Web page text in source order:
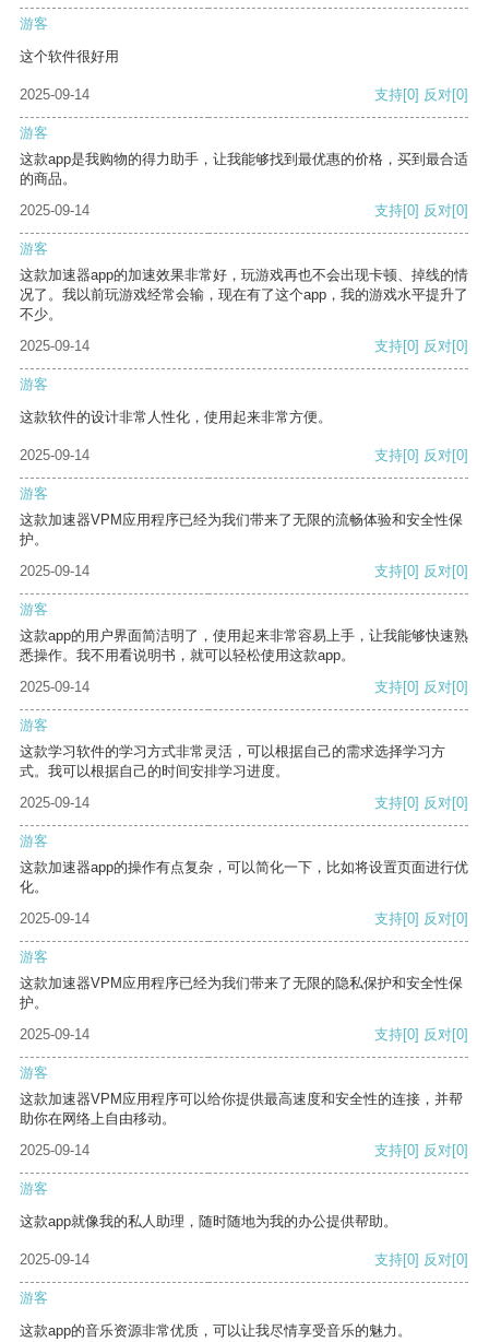
游客
这个软件很好用
2025-09-14 支持[0] 反对[0]
游客
这款app是我购物的得力助手，让我能够找到最优惠的价格，买到最合适
的商品。
2025-09-14
支持[0] 反对[0]
游客
这款加速器app的加速效果非常好，玩游戏再也不会出现卡顿、掉线的情
况了。我以前玩游戏经常会输，现在有了这个app，我的游戏水平提升了
不少。
2025-09-14
支持[0] 反对[0]
游客
这款软件的设计非常人性化，使用起来非常方便。
2025-09-14 支持[0] 反对[0]
游客
这款加速器VPM应用程序已经为我们带来了无限的流畅体验和安全性保
护。
2025-09-14
支持[0] 反对[0]
游客
这款app的用户界面简洁明了，使用起来非常容易上手，让我能够快速熟
悉操作。我不用看说明书，就可以轻松使用这款app。
2025-09-14
支持[0] 反对[0]
游客
这款学习软件的学习方式非常灵活，可以根据自己的需求选择学习方
式。我可以根据自己的时间安排学习进度。
2025-09-14
支持[0] 反对[0]
游客
这款加速器app的操作有点复杂，可以简化一下，比如将设置页面进行优
化。
2025-09-14
支持[0] 反对[0]
游客
这款加速器VPM应用程序已经为我们带来了无限的隐私保护和安全性保
护。
2025-09-14
支持[0] 反对[0]
游客
这款加速器VPM应用程序可以给你提供最高速度和安全性的连接，并帮
助你在网络上自由移动。
2025-09-14
支持[0] 反对[0]
游客
这款app就像我的私人助理，随时随地为我的办公提供帮助。
2025-09-14 支持[0] 反对[0]
游客
这款app的音乐资源非常优质，可以让我尽情享受音乐的魅力。